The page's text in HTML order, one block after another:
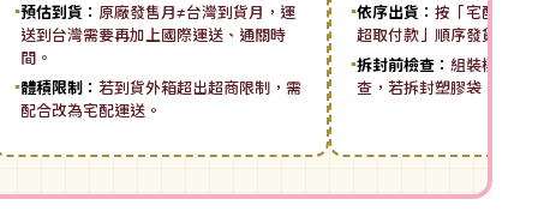
▪預估到貨： 原廠發售月≠台灣到貨月，運
送到台灣需要再加上國際運送、通關時
間。
▪體積限制： 若到貨外箱超出超商限制，需
配合改為宅配運送。
▪依序出貨： 按「宅配先
超取付款」順序發貨。
▪拆封前檢查： 組裝模型板
查，若拆封塑膠袋，恕無